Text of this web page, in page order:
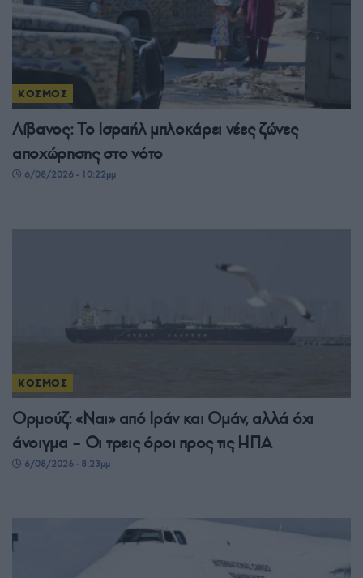
ΚΟΣΜΟΣ
Λίβανος: Το Ισραήλ μπλοκάρει νέες ζώνες
αποχώρησης στο νότο
6/08/2026 - 10:22μμ
ΚΟΣΜΟΣ
Ορμούζ: «Ναι» από Ιράν και Ομάν, αλλά όχι
άνοιγμα – Οι τρεις όροι προς τις ΗΠΑ
6/08/2026 - 8:23μμ